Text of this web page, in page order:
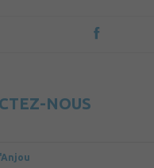
NOUS